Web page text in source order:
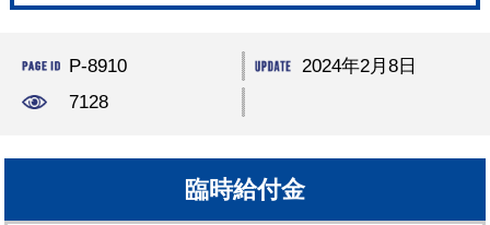
P-8910
2024年2月8日
7128
臨時給付金